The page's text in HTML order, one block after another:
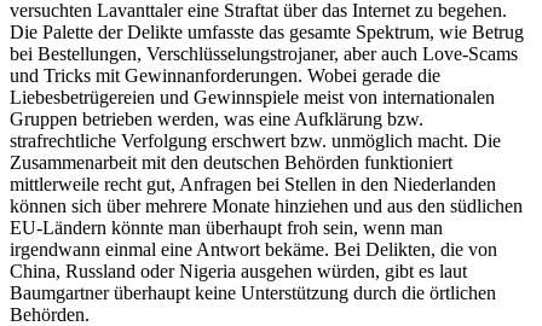
versuchten Lavanttaler eine Straftat über das Internet zu begehen.
Die Palette der Delikte umfasste das gesamte Spektrum, wie Betrug
bei Bestellungen, Verschlüsselungstrojaner, aber auch Love-Scams
und Tricks mit Gewinnanforderungen. Wobei gerade die
Liebesbetrügereien und Gewinnspiele meist von internationalen
Gruppen betrieben werden, was eine Aufklärung bzw.
strafrechtliche Verfolgung erschwert bzw. unmöglich macht. Die
Zusammenarbeit mit den deutschen Behörden funktioniert
mittlerweile recht gut, Anfragen bei Stellen in den Niederlanden
können sich über mehrere Monate hinziehen und aus den südlichen
EU-Ländern könnte man überhaupt froh sein, wenn man
irgendwann einmal eine Antwort bekäme. Bei Delikten, die von
China, Russland oder Nigeria ausgehen würden, gibt es laut
Baumgartner überhaupt keine Unterstützung durch die örtlichen
Behörden.